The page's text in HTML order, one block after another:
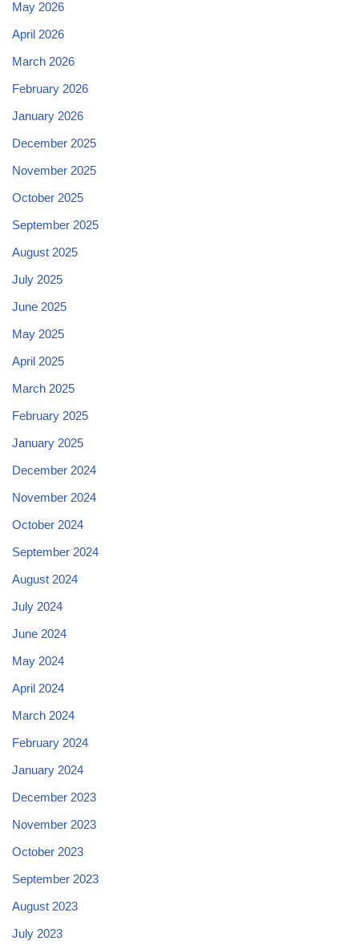
May 2026
April 2026
March 2026
February 2026
January 2026
December 2025
November 2025
October 2025
September 2025
August 2025
July 2025
June 2025
May 2025
April 2025
March 2025
February 2025
January 2025
December 2024
November 2024
October 2024
September 2024
August 2024
July 2024
June 2024
May 2024
April 2024
March 2024
February 2024
January 2024
December 2023
November 2023
October 2023
September 2023
August 2023
July 2023